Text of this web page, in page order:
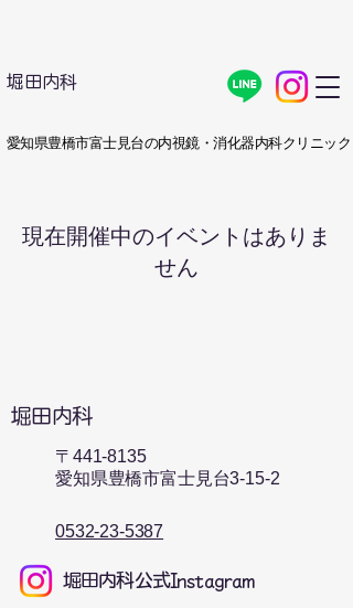
堀田内科
​愛知県豊橋市富士見台の内視鏡・消化器内科クリニック
現在開催中のイベントはありま
せん
​堀田内科
〒441-8135​
愛知県豊橋市富士見台3-15-2
​0532-23-5387
​堀田内科公式Instagram